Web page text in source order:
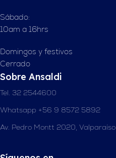
Sábado:
10am a 16hrs
Domingos y festivos
Cerrado
Sobre Ansaldi
Tel. 32 2544600
Whatsapp +56 9 8572 5892
Av. Pedro Montt 2020, Valparaíso